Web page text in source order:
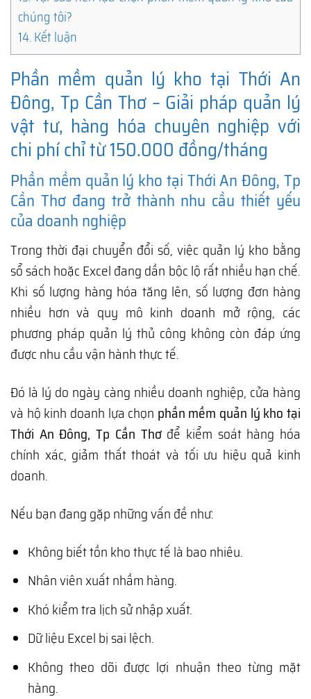
chúng tôi?
14.Kết luận
Phần mềm quản lý kho tại Thới An
Đông, Tp Cần Thơ – Giải pháp quản lý
vật tư, hàng hóa chuyên nghiệp với
chi phí chỉ từ 150.000 đồng/tháng
Phần mềm quản lý kho tại Thới An Đông, Tp
Cần Thơ đang trở thành nhu cầu thiết yếu
của doanh nghiệp
Trong thời đại chuyển đổi số, việc quản lý kho bằng
sổ sách hoặc Excel đang dần bộc lộ rất nhiều hạn chế.
Khi số lượng hàng hóa tăng lên, số lượng đơn hàng
nhiều hơn và quy mô kinh doanh mở rộng, các
phương pháp quản lý thủ công không còn đáp ứng
được nhu cầu vận hành thực tế.
Đó là lý do ngày càng nhiều doanh nghiệp, cửa hàng
và hộ kinh doanh lựa chọn phần mềm quản lý kho tại
Thới An Đông, Tp Cần Thơđể kiểm soát hàng hóa
chính xác, giảm thất thoát và tối ưu hiệu quả kinh
doanh.
Nếu bạn đang gặp những vấn đề như:
Không biết tồn kho thực tế là bao nhiêu.
Nhân viên xuất nhầm hàng.
Khó kiểm tra lịch sử nhập xuất.
Dữ liệu Excel bị sai lệch.
Không theo dõi được lợi nhuận theo từng mặt
hàng.